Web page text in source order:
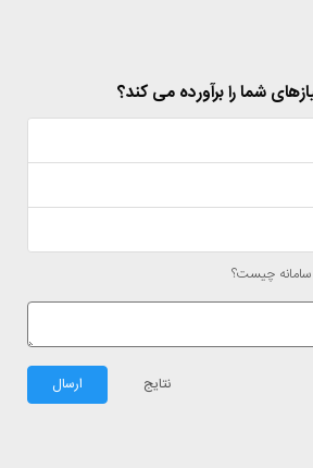
شما را برآورده می کند؟
سامانه چیست؟
نتایج ارسال